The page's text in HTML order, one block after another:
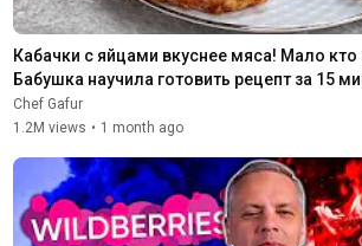
Кабачки с яйцами вкуснее мяса! Мало кто
Бабушка научила готовить рецепт за 15
Chef Gafur
1.2M views • 1 month ago